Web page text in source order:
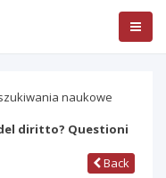
naukowe
diritto? Questioni
Back